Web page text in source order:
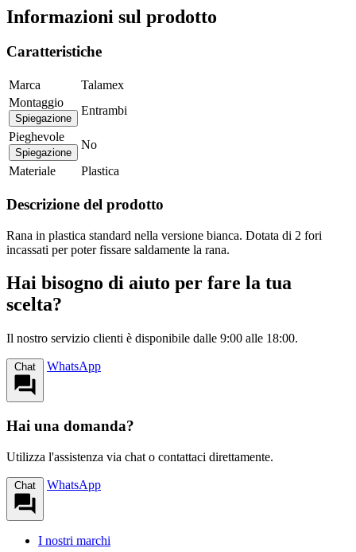
Informazioni sul prodotto
Caratteristiche
Marca
Talamex
Montaggio
Spiegazione
Entrambi
Pieghevole
Spiegazione
No
Materiale
Plastica
Descrizione del prodotto
Rana in plastica standard nella versione bianca. Dotata di 2 fori
incassati per poter fissare saldamente la rana.
Hai bisogno di aiuto per fare la tua
scelta?
Il nostro servizio clienti è disponibile dalle 9:00 alle 18:00.
Chat WhatsApp
Hai una domanda?
Utilizza l'assistenza via chat o contattaci direttamente.
Chat WhatsApp
I nostri marchi